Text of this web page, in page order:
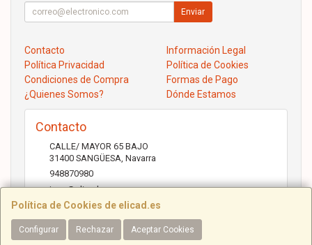
Política de Cookies de elicad.es
Configurar Rechazar Aceptar Cookies
Enviar
Contacto
Información Legal
Política Privacidad
Política de Cookies
Condiciones de Compra
Formas de Pago
¿Quienes Somos?
Dónde Estamos
Contacto
CALLE/ MAYOR 65 BAJO
31400 SANGÜESA Navarra
948870980
jose@elicad.com
Horario